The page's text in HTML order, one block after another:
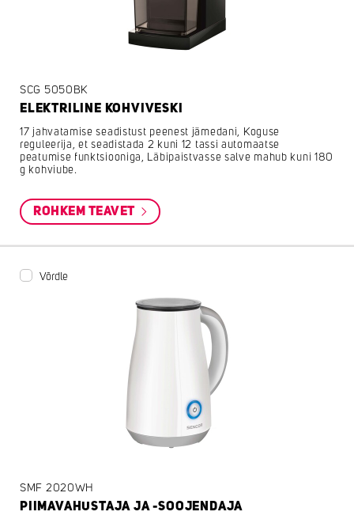
SCG 5050BK
ELEKTRILINE KOHVIVESKI
17 jahvatamise seadistust peenest jämedani, Koguse
reguleerija, et seadistada 2 kuni 12 tassi automaatse
peatumise funktsiooniga, Läbipaistvasse salve mahub kuni 180
g kohviube.
ROHKEM TEAVET
Võrdle
SMF 2020WH
PIIMAVAHUSTAJA JA -SOOJENDAJA